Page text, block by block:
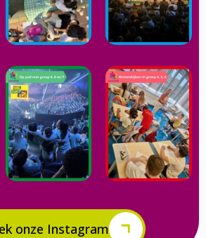
onze Instagram